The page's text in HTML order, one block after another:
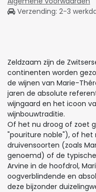
Verzending: 2-3
Zeldzaam zijn de
continenten worden
de wijnen van Marie-
jaren de absolute
wijngaard en het icoon
wijnbouwtraditie.
Of het nu droog of zoet
"pouriture noble"), of
druivensoorten (zoals
genoemd) of de
Arvine in de hoofdrol,
oogverblindende en
deze bijzonder